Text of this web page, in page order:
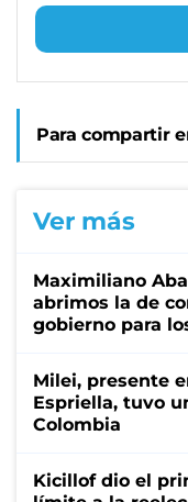
Para compartir
Ver más
Maximiliano
abrimos la de
gobierno para
Milei, presente
Espriella, tuvo
Colombia
Kicillof dio el